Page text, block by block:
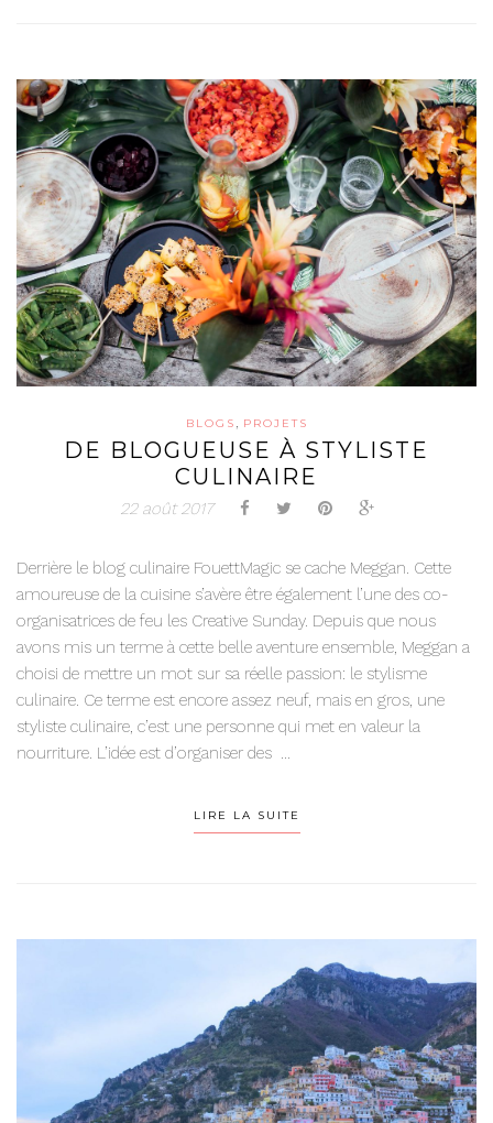
BLOGS , PROJETS
DE BLOGUEUSE À STYLISTE
CULINAIRE
22 août 2017
Derrière le blog culinaire FouettMagic se cache Meggan. Cette
amoureuse de la cuisine s’avère être également l’une des co-
organisatrices de feu les Creative Sunday. Depuis que nous
avons mis un terme à cette belle aventure ensemble, Meggan a
choisi de mettre un mot sur sa réelle passion: le stylisme
culinaire. Ce terme est encore assez neuf, mais en gros, une
styliste culinaire, c’est une personne qui met en valeur la
nourriture. L’idée est d’organiser des ...
LIRE LA SUITE